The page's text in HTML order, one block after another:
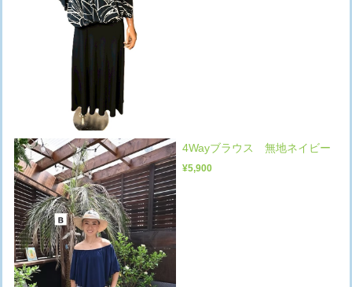
4Wayブラウス 無地ネイビー
¥5,900